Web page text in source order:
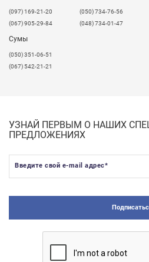
​(097) 169-21-20
(067) 905-29-84
(050) 734-76-56
(048) 734-01-47
Сумы
(050) 351-06-51
(067) 542-21-21
УЗНАЙ ПЕРВЫМ О НАШИХ
ПРЕДЛОЖЕНИЯХ
Введите свой e-mail адрес*